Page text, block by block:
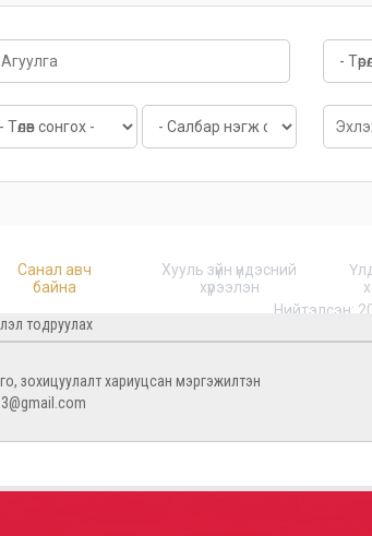
тодруулах
зохицуулалт хариуцсан мэргэжилтэн